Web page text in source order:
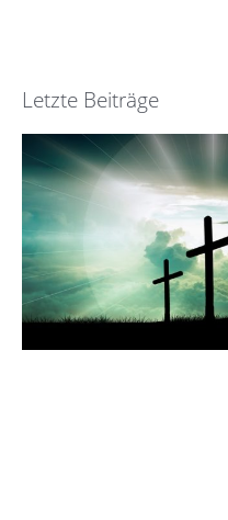
Letzte Beiträge